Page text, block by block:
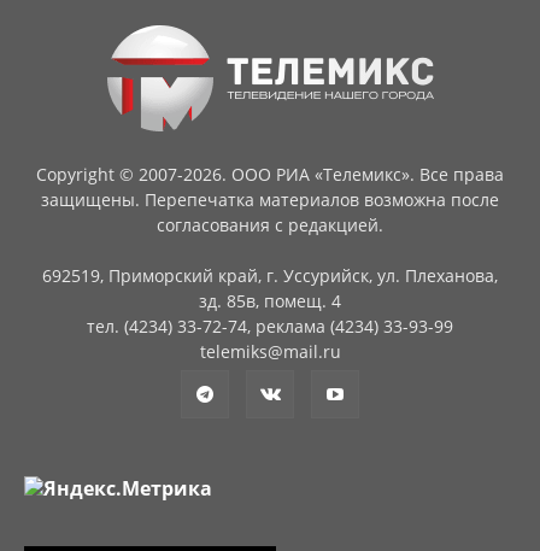
Copyright © 2007-2026. ООО РИА «Телемикс». Все права
защищены. Перепечатка материалов возможна после
согласования с редакцией.
692519, Приморский край, г. Уссурийск, ул. Плеханова,
зд. 85в, помещ. 4
тел. (4234) 33-72-74, реклама (4234) 33-93-99
telemiks@mail.ru